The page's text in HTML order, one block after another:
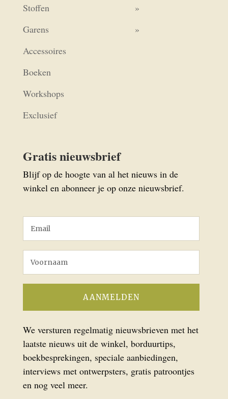
Stoffen
Garens
Accessoires
Boeken
Workshops
Exclusief
Gratis nieuwsbrief
Blijf op de hoogte van al het nieuws in de
winkel en abonneer je op onze nieuwsbrief.
We versturen regelmatig nieuwsbrieven met het
laatste nieuws uit de winkel, borduurtips,
boekbesprekingen, speciale aanbiedingen,
interviews met ontwerpsters, gratis patroontjes
en nog veel meer.